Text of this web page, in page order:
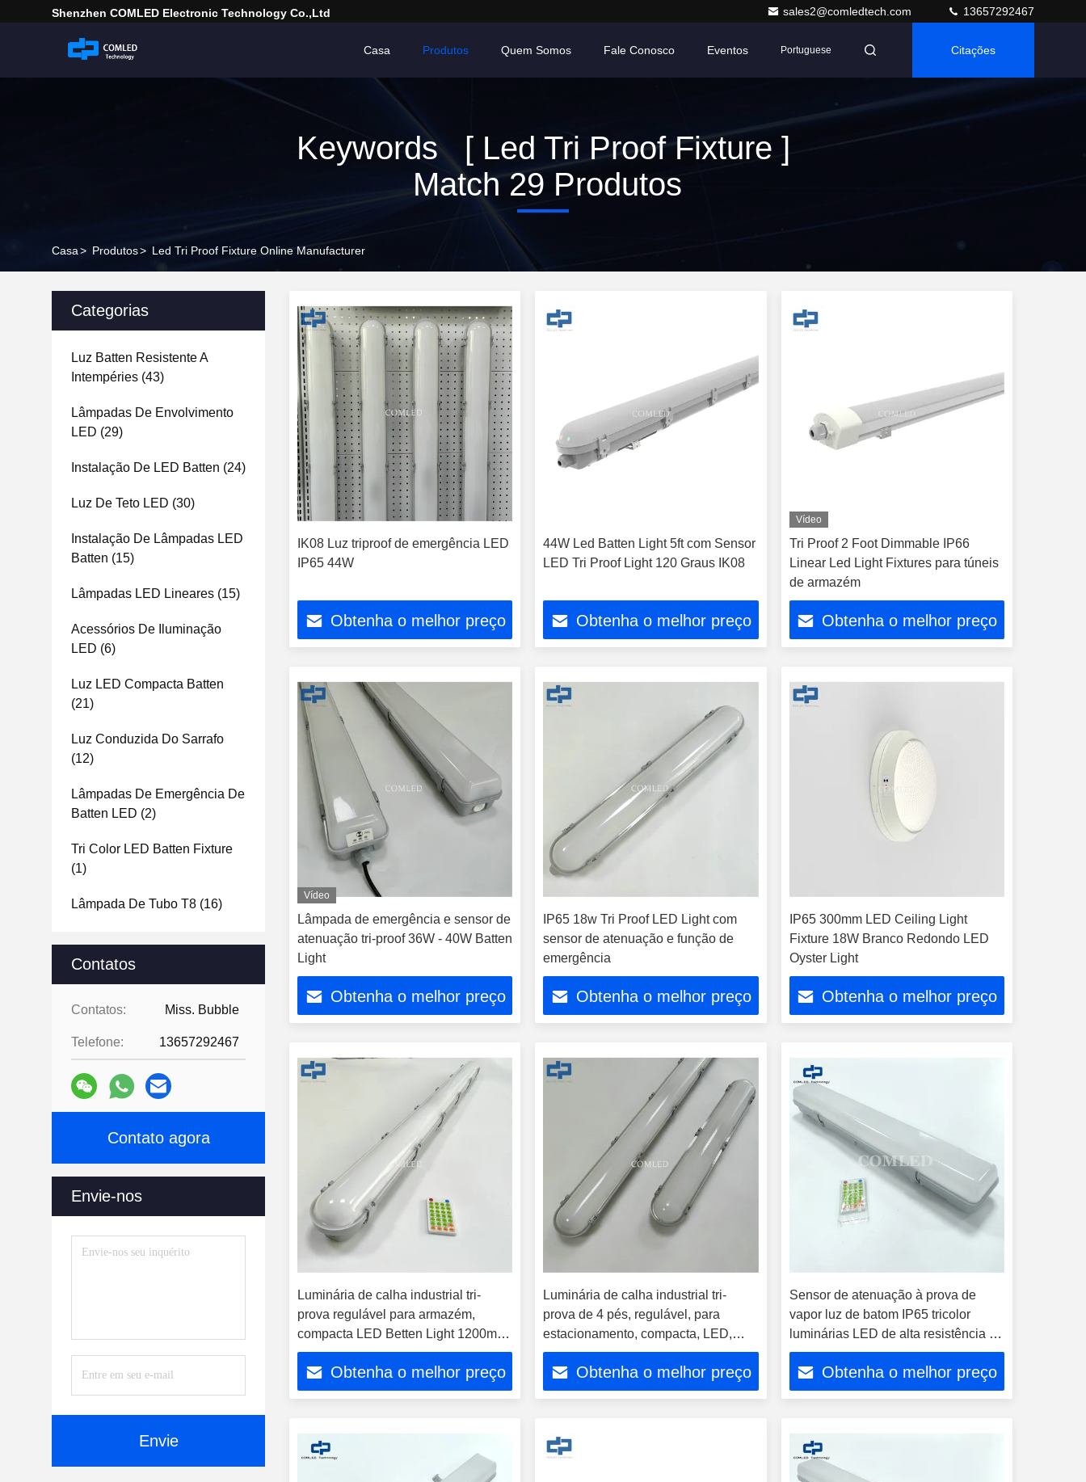
Shenzhen COMLED Electronic Technology Co.,ltd sales2@comledtech.com 13657292467
Casa Produtos Quem Somos Fale Conosco Eventos Portuguese Citações
Keywords [ Led Tri Proof Fixture ]
Match 29 Produtos
Casa> Produtos> Led Tri Proof Fixture Online Manufacturer
Categorias
Luz Batten Resistente A
Intempéries (43)
Lâmpadas De Envolvimento
LED (29)
Instalação De LED Batten (24)
Luz De Teto LED (30)
Instalação De Lâmpadas LED
Batten (15)
Lâmpadas LED Lineares (15)
Acessórios De Iluminação
LED (6)
Luz LED Compacta Batten
(21)
Luz Conduzida Do Sarrafo
(12)
Lâmpadas De Emergência De
Batten LED (2)
Tri Color LED Batten Fixture
(1)
Lâmpada De Tubo T8 (16)
Contatos
Contatos: Miss. Bubble
Telefone: 13657292467
Contato agora
Envie-nos
Envie
IK08 Luz triproof de emergência LED
IP65 44W
Obtenha o melhor preço
44W Led Batten Light 5ft com Sensor
LED Tri Proof Light 120 Graus IK08
Obtenha o melhor preço
Vídeo
Tri Proof 2 Foot Dimmable IP66
Linear Led Light Fixtures para túneis
de armazém
Obtenha o melhor preço
Vídeo
Lâmpada de emergência e sensor de
atenuação tri-proof 36W - 40W Batten
Light
Obtenha o melhor preço
IP65 18w Tri Proof LED Light com
sensor de atenuação e função de
emergência
Obtenha o melhor preço
IP65 300mm LED Ceiling Light
Fixture 18W Branco Redondo LED
Oyster Light
Obtenha o melhor preço
Luminária de calha industrial tri-
prova regulável para armazém,
compacta LED Betten Light 1200mm
CE SAA aprovada, luminária linear
tri-prova com sensor, carcaça em PC
à prova de vapor, luminárias LED
Obtenha o melhor preço
Luminária de calha industrial tri-
prova de 4 pés, regulável, para
estacionamento, compacta, LED,
com aprovação CE SAA, luminária
linear tri-prova com sensor de
regulação de intensidade, calhas
Obtenha o melhor preço
Sensor de atenuação à prova de
vapor luz de batom IP65 tricolor
luminárias LED de alta resistência à
água Classificação de luz de vapor
industrial Tri Proof LED luz 4 pés luz
de emergência LED Baton
Obtenha o melhor preço